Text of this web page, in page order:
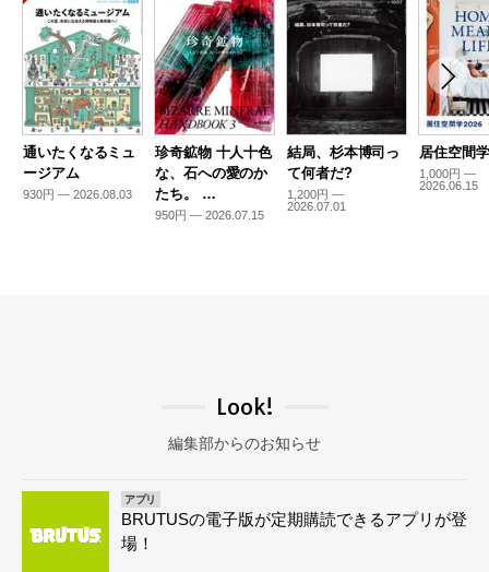
通いたくなるミュ
ージアム
930円 — 2026.08.03
珍奇鉱物 十人十色
な、石への愛のか
たち。 …
950円 — 2026.07.15
結局、杉本博司っ
て何者だ?
1,200円 —
2026.07.01
居住空間
1,000円 —
2026.06.15
Look!
編集部からのお知らせ
アプリ
BRUTUSの電子版が定期購読できるアプリが登
場！